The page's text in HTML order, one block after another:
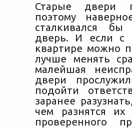
Старые двери
поэтому
сталкивался
дверь. И если с
квартире можно
лучше менять
малейшая
двери
подойти
заранее
чем разнятся
проверенного